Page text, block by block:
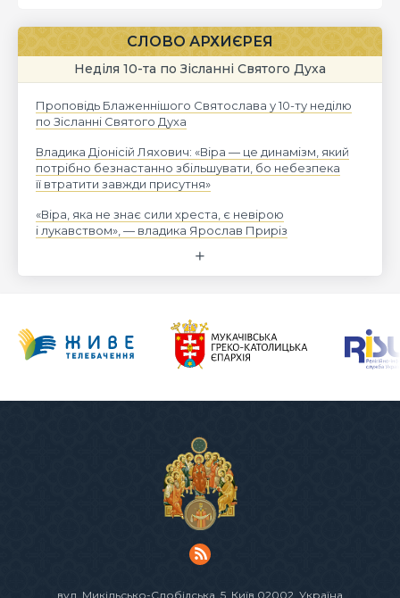
СЛОВО АРХИЄРЕЯ
Неділя 10-та по Зісланні Святого Духа
Проповідь Блаженнішого Святослава у 10-ту неділю
по Зісланні Святого Духа
Владика Діонісій Ляхович: «Віра — це динамізм, який
потрібно безнастанно збільшувати, бо небезпека
її втратити завжди присутня»
«Віра, яка не знає сили хреста, є невірою
і лукавством», — владика Ярослав Приріз
вул. Микільсько-Слобідська, 5 , Київ 02002, Україна